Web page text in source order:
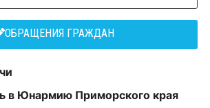
ОБРАЩЕНИЯ ГРАЖДАН
в Юнармию Приморского края